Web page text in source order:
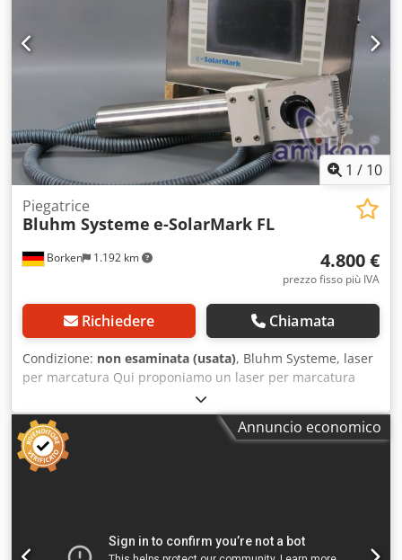
1 / 10
Borken 1.192 km
Piegatrice
Bluhm Systeme e-SolarMark FL
4.800 €
prezzo fisso più IVA
Richiedere Chiamata
Condizione: non esaminata (usata), Bluhm Systeme, laser
per marcatura Qui proponiamo un laser per marcatura
Bluhm Systeme. Bluhm Systeme, laser per marcatura,
laser a fibra e-SolarMark FL, senza garanzia di
funzionamento (non testato). Introduzione: L'e-SolarMark
FL10W e 30 W sono laser di classe IV, conformi alle
direttive IEC 825 e EN 60825 (norme per applicazioni
deve soddisfare i requisiti di un prodotto di classe di
Annuncio economico